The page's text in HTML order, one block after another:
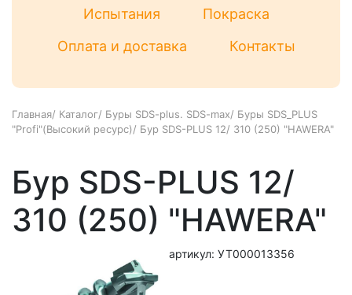
Испытания
Покраска
Оплата и доставка
Контакты
Главная/ Каталог/ Буры SDS-plus. SDS-max/ Буры SDS_PLUS
"Profi"(Высокий ресурс)/ Бур SDS-PLUS 12/ 310 (250) "HAWERA"
Бур SDS-PLUS 12/
310 (250) "HAWERA"
артикул: УТ000013356